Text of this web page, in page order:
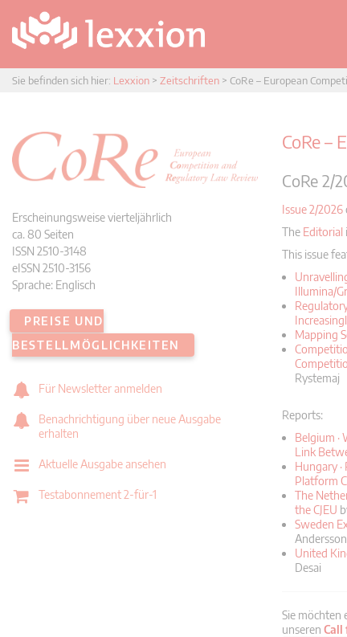
Sie befinden sich hier: Lexxion > Zeitschriften > CoRe – European
Erscheinungsweise vierteljährlich
ca. 80 Seiten
ISSN 2510‐3148
eISSN 2510-3156
Sprache: Englisch
PREISE UND
BESTELLMÖGLICHKEITEN
Für Newsletter anmelden
Benachrichtigung über neue Ausgabe
erhalten
Aktuelle Ausgabe ansehen
Testabonnement 2-für-1
CoRe –
CoRe 2/
Issue 2/2026
The Editorial
This issue
Illumina/
Mapping
Rystemaj
Reports:
Belgium ·
Link
Hungary
Platform
The
the CJEU
Sweden
Andersson
United
Desai
Sie möchten
unseren Call